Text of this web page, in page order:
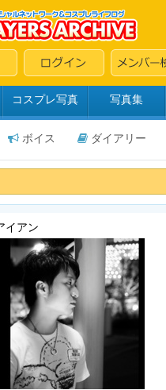
コスプレ写真 写真集
ボイス ダイアリー
イアン